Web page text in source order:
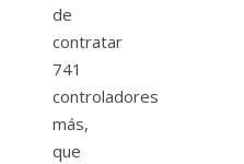
de
contratar
741
controladores
más,
que